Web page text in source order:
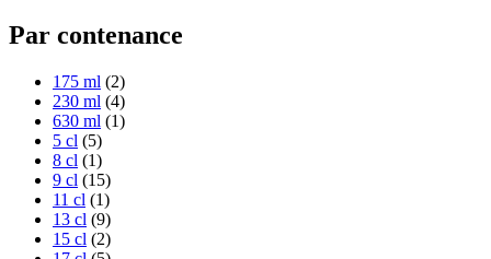
Par contenance
175 ml (2)
230 ml (4)
630 ml (1)
5 cl (5)
8 cl (1)
9 cl (15)
11 cl (1)
13 cl (9)
15 cl (2)